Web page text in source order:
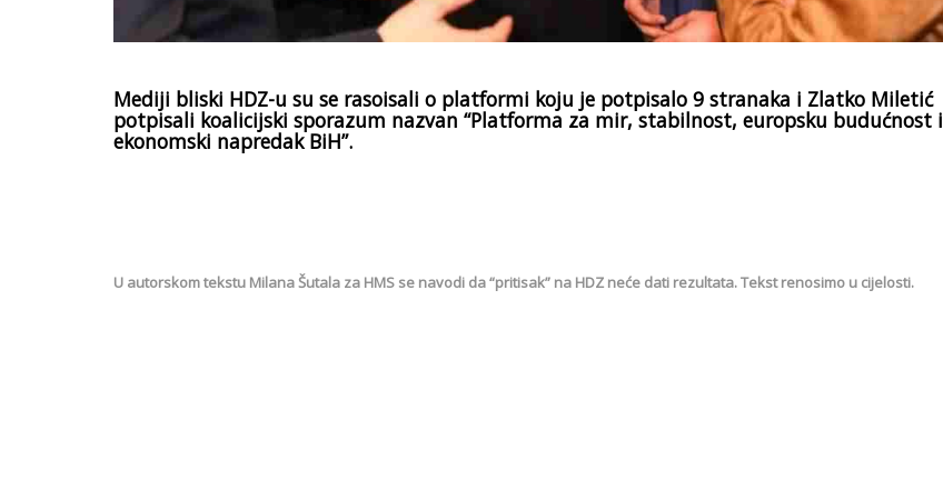
Mediji bliski HDZ-u su se rasoisali o platformi koju je potpisalo 9 stranaka i Zlatko Miletić
potpisali koalicijski sporazum nazvan “Platforma za mir, stabilnost, europsku budućnost i
ekonomski napredak BiH”.
U autorskom tekstu Milana Šutala za HMS se navodi da “pritisak” na HDZ neće dati rezultata. Tekst renosimo u cijelosti.